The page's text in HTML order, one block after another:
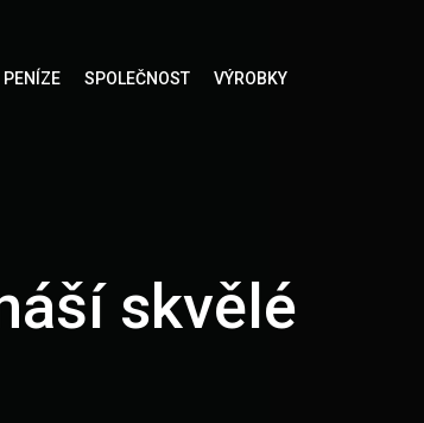
PENÍZE SPOLEČNOST VÝROBKY
skvělé